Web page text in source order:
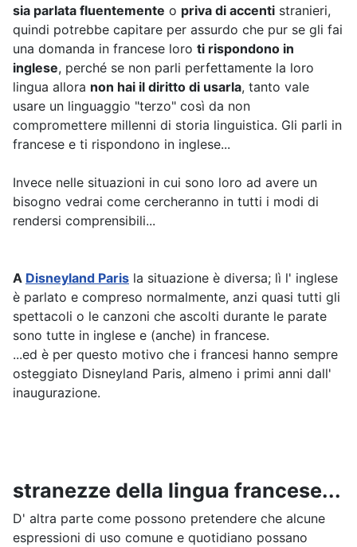
sia parlata fluentemente o priva di accenti stranieri,
quindi potrebbe capitare per assurdo che pur se gli fai
una domanda in francese loro ti rispondono in
inglese, perché se non parli perfettamente la loro
lingua allora non hai il diritto di usarla, tanto vale
usare un linguaggio "terzo" così da non
compromettere millenni di storia linguistica. Gli parli in
francese e ti rispondono in inglese...
Invece nelle situazioni in cui sono loro ad avere un
bisogno vedrai come cercheranno in tutti i modi di
rendersi comprensibili...
A Disneyland Paris la situazione è diversa; lì l' inglese
è parlato e compreso normalmente, anzi quasi tutti gli
spettacoli o le canzoni che ascolti durante le parate
sono tutte in inglese e (anche) in francese.
...ed è per questo motivo che i francesi hanno sempre
osteggiato Disneyland Paris, almeno i primi anni dall'
inaugurazione.
stranezze della lingua francese...
D' altra parte come possono pretendere che alcune
espressioni di uso comune e quotidiano possano